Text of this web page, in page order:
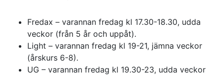
Fredax – varannan fredag kl 17.30-18.30, udda
veckor (från 5 år och uppåt).
Light – varannan fredag kl 19-21, jämna veckor
(årskurs 6-8).
UG – varannan fredag kl 19.30-23, udda veckor